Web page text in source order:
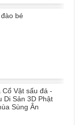
bé
Cổ Vật sấu đá -
Di Sản 3D Phật
Sùng Ân